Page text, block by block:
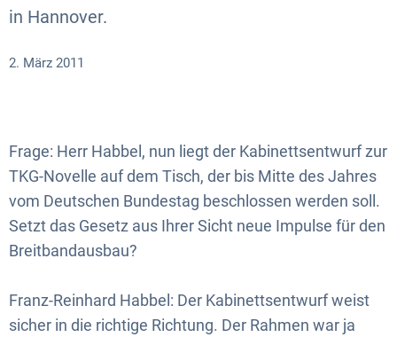
in Hannover.
2. März 2011
Frage: Herr Habbel, nun liegt der Kabinettsentwurf zur
TKG-Novelle auf dem Tisch, der bis Mitte des Jahres
vom Deutschen Bundestag beschlossen werden soll.
Setzt das Gesetz aus Ihrer Sicht neue Impulse für den
Breitbandausbau?
Franz-Reinhard Habbel: Der Kabinettsentwurf weist
sicher in die richtige Richtung. Der Rahmen war ja